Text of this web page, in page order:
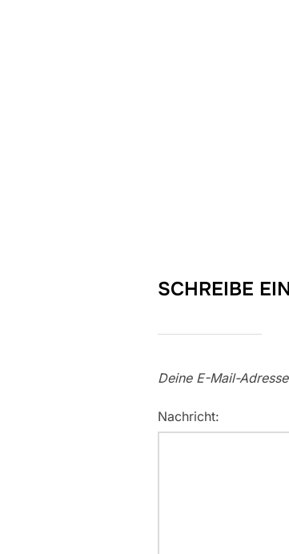
SCHREIBE
Deine E-Mail-
Nachricht: